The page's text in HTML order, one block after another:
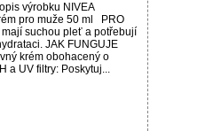
výrobku NIVEA
pro muže 50 ml PRO
mají suchou pleť a potřebují
JAK FUNGUJE
krém obohacený o
a UV filtry: Poskytuj...